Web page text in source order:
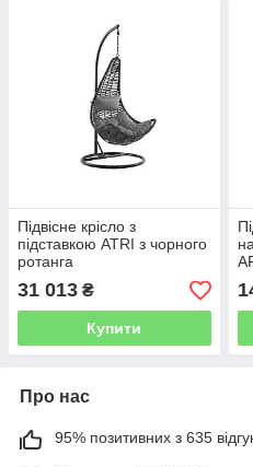
Підвісне крісло з
підставкою ATRI з чорного
ротанга
31 013 ₴
Купити
Про нас
95% позитивних з 635